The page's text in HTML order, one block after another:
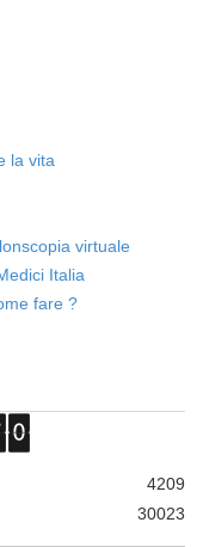
la vita
virtuale
Italia
fare ?
4209
30023